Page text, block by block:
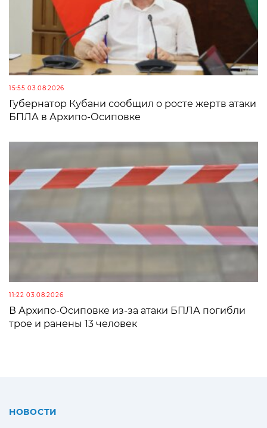
15:55 03.08.2026
Губернатор Кубани сообщил о росте жертв атаки
БПЛА в Архипо-Осиповке
11:22 03.08.2026
В Архипо-Осиповке из-за атаки БПЛА погибли
трое и ранены 13 человек
НОВОСТИ